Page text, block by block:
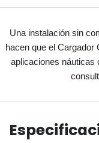
Una instalación sin
hacen que el Cargador
aplicaciones náuticas